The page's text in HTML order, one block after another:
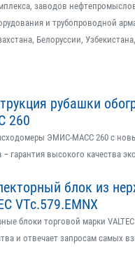
заводов
и трубопроводной
Белоруссии,
рубашки
260
ЭМИС-МАСС 260 с
– гарантия высокого качества
блок из
VTс.579.EMNX
блоки торговой марки
и отвечает запросам самых